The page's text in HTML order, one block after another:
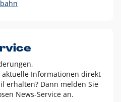
dürfen nur in Ausnahmefällen
Schwarz-Weiß-Umsetzungen
Informationen direkt
erhalten? Dann melden Sie
News-Service an.